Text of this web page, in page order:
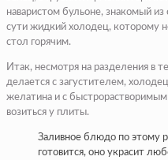
наваристом бульоне, знакомый
сути жидкий холодец, которому
стол горячим.
Итак, несмотря на разделения в
делается с загустителем,
желатина и с
возиться у плиты.
Заливное блюдо по этому
готовится, оно украсит